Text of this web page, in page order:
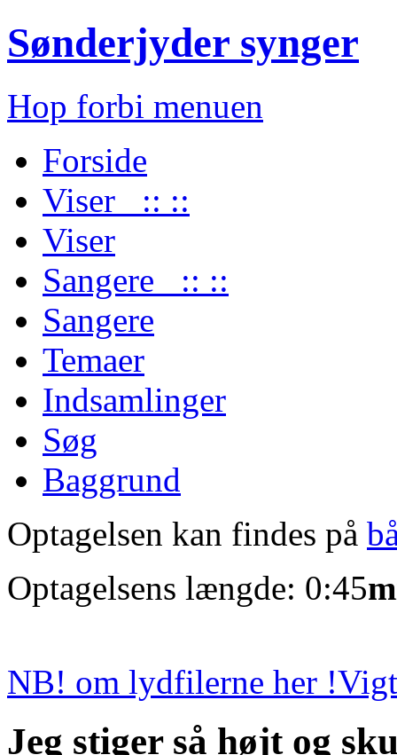
Sønderjyder synger
Hop forbi menuen
Forside
Viser :: ::
Viser
Sangere :: ::
Sangere
Temaer
Indsamlinger
Søg
Baggrund
Optagelsen kan findes på
Optagelsens længde: 0:45
NB! om lydfilerne her !
Jeg stiger så højt og